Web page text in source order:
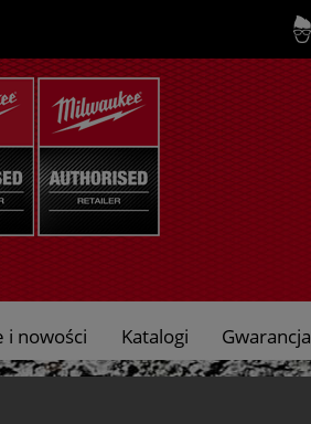
i nowości Katalogi Gwarancja